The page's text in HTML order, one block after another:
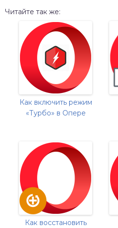
Читайте так же:
Как включить режим
«Турбо» в Опере
Как восстановить